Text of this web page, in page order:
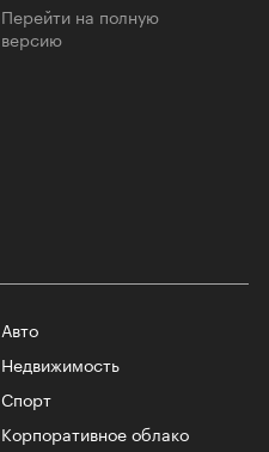
Перейти на полную
версию
Авто
Недвижимость
Спорт
Корпоративное облако